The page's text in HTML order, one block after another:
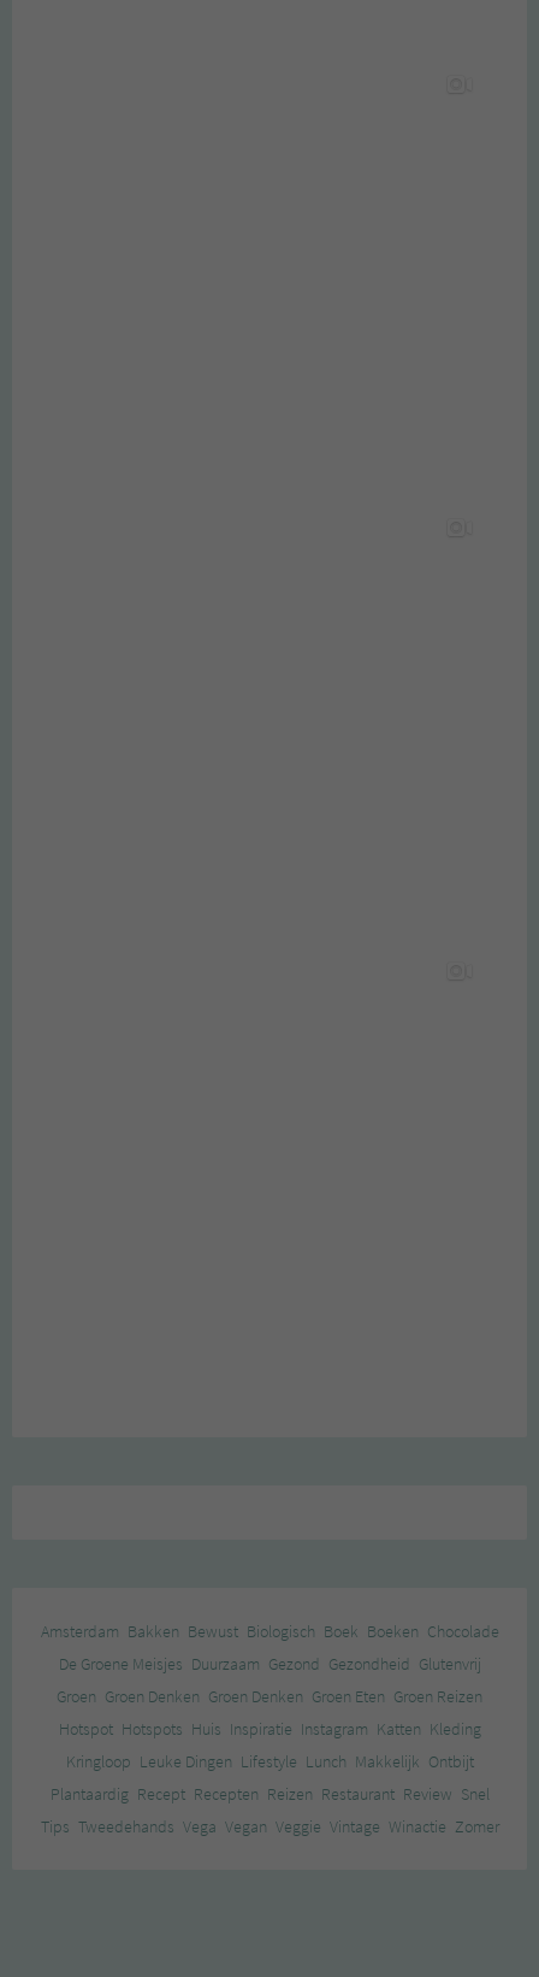
Amsterdam Bakken Bewust Biologisch Boek Boeken Chocolade
De Groene Meisjes Duurzaam Gezond Gezondheid Glutenvrij
Groen Groen Denken Groen Denken Groen Eten Groen Reizen
Hotspot Hotspots Huis Inspiratie Instagram Katten Kleding
Kringloop Leuke Dingen Lifestyle Lunch Makkelijk Ontbijt
Plantaardig Recept Recepten Reizen Restaurant Review Snel
Tips Tweedehands Vega Vegan Veggie Vintage Winactie Zomer